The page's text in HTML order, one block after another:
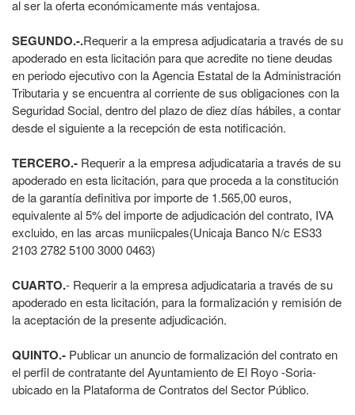
al ser la oferta económicamente más ventajosa.
SEGUNDO.-.Requerir a la empresa adjudicataria a través de su
apoderado en esta licitación para que acredite no tiene deudas
en periodo ejecutivo con la Agencia Estatal de la Administración
Tributaria y se encuentra al corriente de sus obligaciones con la
Seguridad Social, dentro del plazo de diez días hábiles, a contar
desde el siguiente a la recepción de esta notificación.
TERCERO.‐ Requerir a la empresa adjudicataria a través de su
apoderado en esta licitación, para que proceda a la constitución
de la garantía definitiva por importe de 1.565,00 euros,
equivalente al 5% del importe de adjudicación del contrato, IVA
excluido, en las arcas muniicpales(Unicaja Banco N/c ES33
2103 2782 5100 3000 0463)
CUARTO.‐ Requerir a la empresa adjudicataria a través de su
apoderado en esta licitación, para la formalización y remisión de
la aceptación de la presente adjudicación.
QUINTO.‐ Publicar un anuncio de formalización del contrato en
el perfil de contratante del Ayuntamiento de El Royo -Soria-
ubicado en la Plataforma de Contratos del Sector Público.